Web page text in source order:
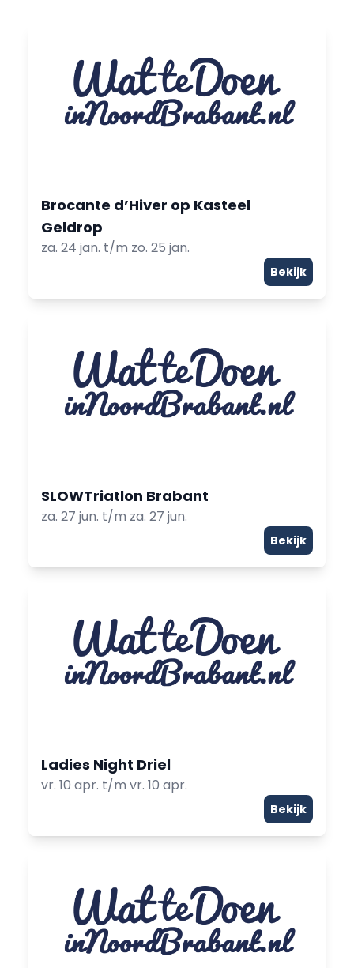
Brocante d’Hiver op Kasteel
Geldrop
za. 24 jan. t/m zo. 25 jan.
Bekijk
SLOWTriatlon Brabant
za. 27 jun. t/m za. 27 jun.
Bekijk
Ladies Night Driel
vr. 10 apr. t/m vr. 10 apr.
Bekijk